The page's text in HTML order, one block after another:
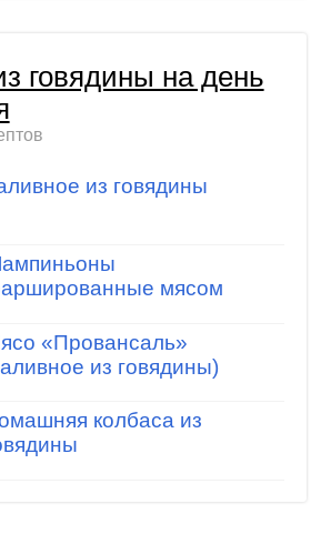
говядины на день
из говядины
мясом
«Провансаль»
из говядины)
колбаса из